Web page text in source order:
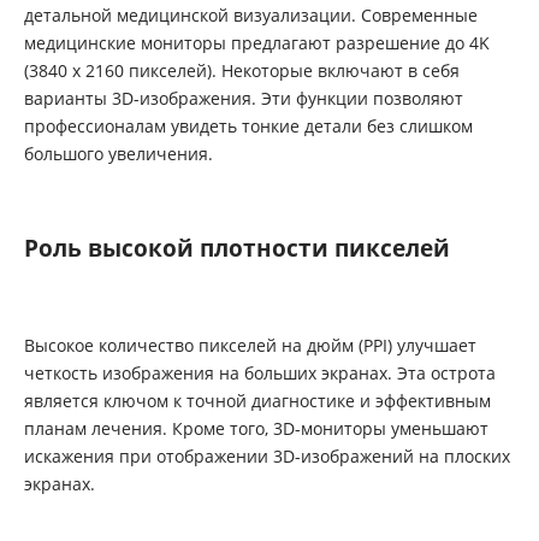
детальной медицинской визуализации. Современные
медицинские мониторы предлагают разрешение до 4K
(3840 х 2160 пикселей). Некоторые включают в себя
варианты 3D-изображения. Эти функции позволяют
профессионалам увидеть тонкие детали без слишком
большого увеличения.
Роль высокой плотности пикселей
Высокое количество пикселей на дюйм (PPI) улучшает
четкость изображения на больших экранах. Эта острота
является ключом к точной диагностике и эффективным
планам лечения. Кроме того, 3D-мониторы уменьшают
искажения при отображении 3D-изображений на плоских
экранах.